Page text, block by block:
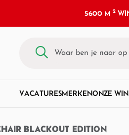
5600 M2
VACATURESMERKENONZE
BLACKOUT EDITION